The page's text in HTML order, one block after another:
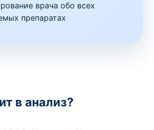
врача обо всех
препаратах
в анализ?